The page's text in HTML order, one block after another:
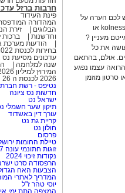
לכם הערה על
או
יש לכם אייטם מעניין ?
את כל
אולם, בהתאם
הרואה עצמו נפגע
סרטון מוזמן
חרבות ברזל
פינת העידוד
המהדורה
הבלוגים
זירת
וחדשנות
ברכות
הודעות מערכת
בחירות לכנסת 2022
עדכונים מסיעת נס
שנה למלחמה
המירוץ למיליון 2026 משתתפים פרקים ווידאו סקרים
2026 לכנסת ה 26
נטיפס - רשת
חדשות נס ציונה
ישראל נט
תיקון שער חשמלי
עורך דין באשדוד
קריית גת נט
חולון נט
פרסום
טיילת החומות
זוגות חתונמי עונה 7
נקודות זיכוי 2024
הרפסודה סרט
הצבעות האח הגדול
המדריך לאתרי
יוסי טהר ז"ל
המצפה התת ימי אילת 1+1